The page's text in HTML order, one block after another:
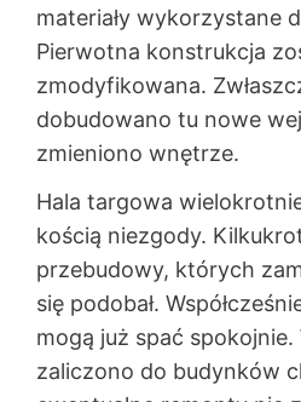
materiały wykorzystane
Pierwotna konstrukcja
zmodyfikowana.
dobudowano tu nowe
zmieniono wnętrze.
Hala targowa
kością niezgody.
przebudowy, których
się podobał.
mogą już spać
zaliczono do budynków